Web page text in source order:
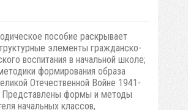
пособие раскрывает
элементы гражданско-
воспитания в начальной школе;
формирования образа
Отечественной Войне 1941-
Представлены формы и методы
начальных классов,